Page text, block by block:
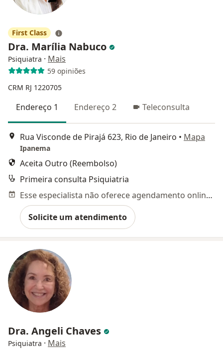
First Class
Dra. Marília Nabuco
Psiquiatra · Mais
59 opiniões
CRM RJ 1220705
Endereço 1 Endereço 2 Teleconsulta
Rua Visconde de Pirajá 623, Rio de Janeiro • Mapa
Ipanema
Aceita Outro (Reembolso)
Primeira consulta Psiquiatria
Esse especialista não oferece agendamento online para esse endereço.
Solicite um atendimento
Dra. Angeli Chaves
Psiquiatra · Mais